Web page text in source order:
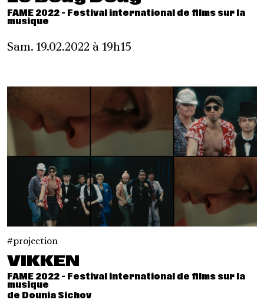
FAME 2022 - Festival international de films sur la
musique
Sam. 19.02.2022 à 19h15
projection
VIKKEN
FAME 2022 - Festival international de films sur la
musique
de Dounia Sichov